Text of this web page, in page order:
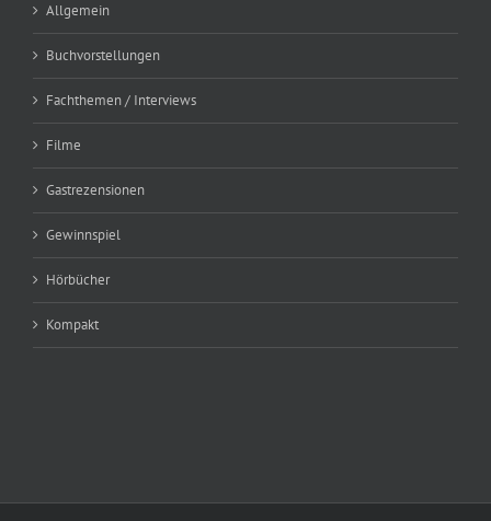
Allgemein
Buchvorstellungen
Fachthemen / Interviews
Filme
Gastrezensionen
Gewinnspiel
Hörbücher
Kompakt